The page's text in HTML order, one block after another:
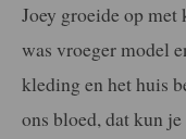
Joey groeide op
was vroeger model
kleding en het huis
ons bloed, dat kun